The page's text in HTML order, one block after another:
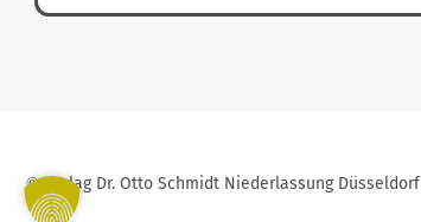
©Verlag Dr. Otto Schmidt Niederlassung Düsseldorf